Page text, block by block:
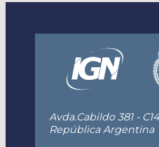
Avda.Cabildo 381 -
República Argentina